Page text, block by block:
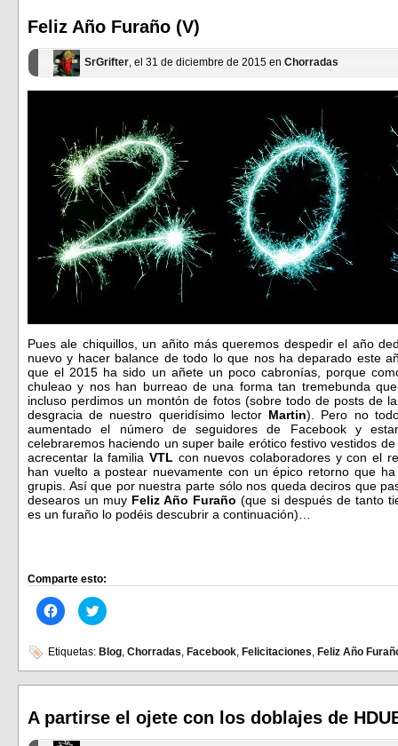
ventana
nueva)
ventana
nueva)
Feliz Año Furaño (V)
SrGrifter, el 31 de diciembre de 2015 en Chorradas
Pues ale chiquillos, un añito más queremos despedir el año
nuevo y hacer balance de todo lo que nos ha deparado este
que el 2015 ha sido un añete un poco cabronías, porque
chuleao y nos han burreao de una forma tan tremebunda
incluso perdimos un montón de fotos (sobre todo de posts de
desgracia de nuestro queridísimo lector Martin). Pero no
aumentado el número de seguidores de Facebook y
celebraremos haciendo un super baile erótico festivo vestidos
acrecentar la familiaVTL con nuevos colaboradores y con el
han vuelto a postear nuevamente con un épico retorno que
grupis. Así que por nuestra parte sólo nos queda deciros que
desearos un muy Feliz Año Furaño (que si después de tanto
es un furaño lo podéis descubrir a continuación)…
Comparte esto:
Haz
clic
en
Facebook
(Se
abre
ventana
nueva)
Haz
clic
en
Twitter
(Se
abre
ventana
nueva)
Etiquetas: Blog, Chorradas, Facebook, Felicitaciones, Feliz Año
A partirse el ojete con los doblajes de